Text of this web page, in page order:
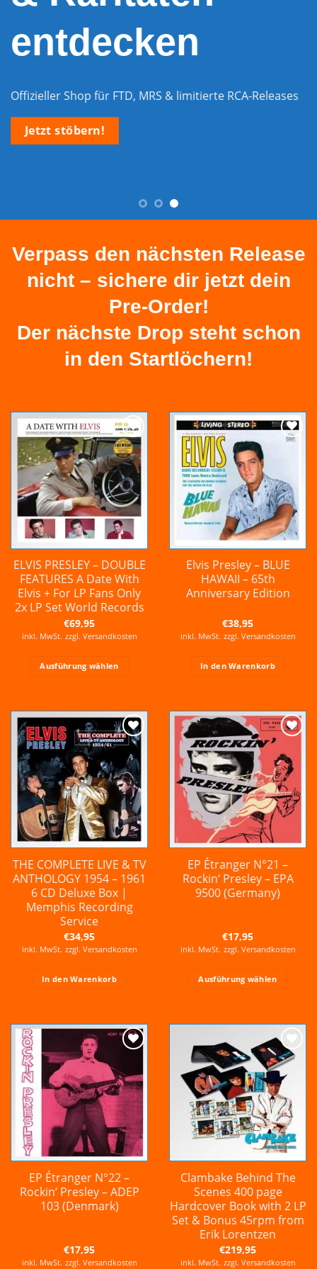
entdecken
Offizieller Shop für FTD, MRS & limitierte RCA-Releases
Jetzt stöbern!
Verpass den nächsten Release
nicht – sichere dir jetzt dein
Pre-Order!
Der nächste Drop steht schon
in den Startlöchern!
Zur
Wunschliste
hinzufügen
ELVIS PRESLEY – DOUBLE
FEATURES A Date With
Elvis + For LP Fans Only
2x LP Set World Records
€69,95
inkl. MwSt. zzgl. Versandkosten
Ausführung wählen
weist
mehrere
Varianten
auf.
Die
Optionen
können
auf
der
Produktseite
gewählt
werden
Wunschliste
hinzufügen
Elvis Presley – BLUE
HAWAII – 65th
Anniversary Edition
€38,95
inkl. MwSt. zzgl. Versandkosten
In den Warenkorb
Zur
Wunschliste
hinzufügen
THE COMPLETE LIVE & TV
ANTHOLOGY 1954 – 1961
6 CD Deluxe Box |
Memphis Recording
Service
€34,95
inkl. MwSt. zzgl. Versandkosten
In den Warenkorb
Zur
Wunschliste
hinzufügen
EP Étranger N°21 –
Rockin‘ Presley – EPA
9500 (Germany)
€17,95
inkl. MwSt. zzgl. Versandkosten
Ausführung wählen
weist
mehrere
Varianten
auf.
Die
Optionen
können
auf
der
Produktseite
gewählt
werden
Wunschliste
hinzufügen
EP Étranger N°22 –
Rockin‘ Presley – ADEP
103 (Denmark)
€17,95
inkl. MwSt. zzgl. Versandkosten
Zur
Wunschliste
hinzufügen
Clambake Behind The
Scenes 400 page
Hardcover Book with 2 LP
Set & Bonus 45rpm from
Erik Lorentzen
€219,95
inkl. MwSt. zzgl. Versandkosten